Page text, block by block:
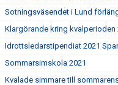
Sotningsväsendet i Lund
Klargörande kring kvalperioden
Idrottsledarstipendiat 2021
Sommarsimskola 2021
Kvalade simmare till